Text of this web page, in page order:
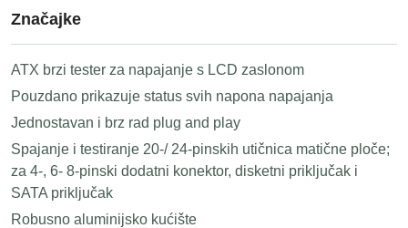
Značajke
ATX brzi tester za napajanje s LCD zaslonom
Pouzdano prikazuje status svih napona napajanja
Jednostavan i brz rad plug and play
Spajanje i testiranje 20-/ 24-pinskih utičnica matične ploče;
za 4-, 6- 8-pinski dodatni konektor, disketni priključak i
SATA priključak
Robusno aluminijsko kućište